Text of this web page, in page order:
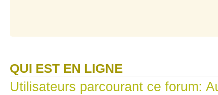
QUI EST EN LIGNE
Utilisateurs parcourant ce forum: